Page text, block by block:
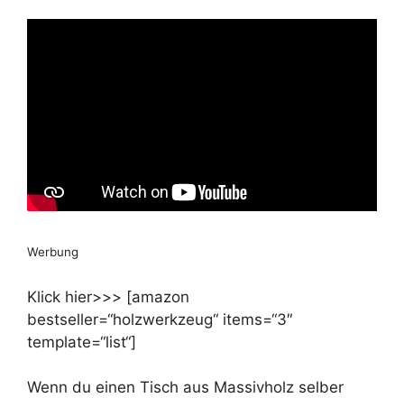
Werbung
Klick hier>>> [amazon
bestseller=“holzwerkzeug“ items=“3″
template=“list“]
Wenn du einen Tisch aus Massivholz selber